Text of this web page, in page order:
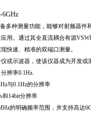
6GHz
多种测量功能，能够对射频器件
用。通过其全直流耦合有源
快速、精准的双端口测量。
或示波器，使该仪器成为开发或
分辨率0.1Hz.
与0.1Hz的分辨率
和14bit分辨率
的明确频率范围，并支持高达